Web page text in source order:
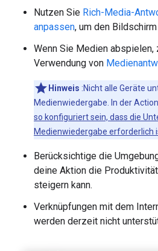
Nutzen Sie Rich-Media-
anpassen, um den
Wenn Sie Medien abspielen,
Verwendung von
Hinweis :Nicht alle Geräte
Medienwiedergabe. In der
so konfiguriert sein, dass die
Medienwiedergabe erforderlich
Berücksichtige die
deine Aktion die
steigern kann.
Verknüpfungen mit dem
werden derzeit nicht